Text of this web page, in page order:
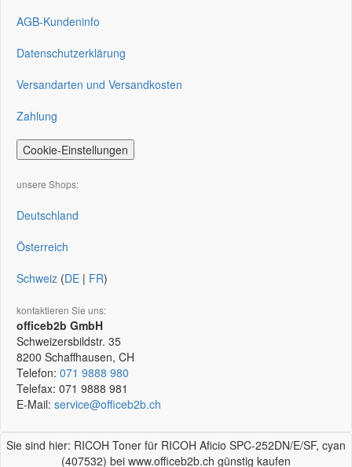
AGB-Kundeninfo
Datenschutzerklärung
Versandarten und Versandkosten
Zahlung
Cookie-Einstellungen
unsere Shops:
Deutschland
Österreich
Schweiz (DE | FR)
kontaktieren Sie uns:
officeb2b GmbH
Schweizersbildstr. 35
8200 Schaffhausen, CH
Telefon: 071 9888 980
Telefax: 071 9888 981
E-Mail: service@officeb2b.ch
Sie sind hier: RICOH Toner für RICOH Aficio SPC-252DN/E/SF, cyan
(407532) bei www.officeb2b.ch günstig kaufen